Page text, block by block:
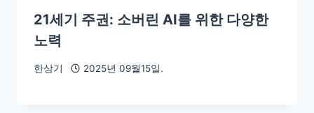
21세기 주권: 소버린 AI를 위한 다양한
노력
한상기 2025년 09월15일.